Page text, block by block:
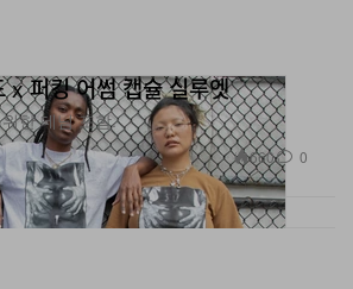
x 퍼킹 어썸 캡슐 실루엣
한 데님 포함.
660 0